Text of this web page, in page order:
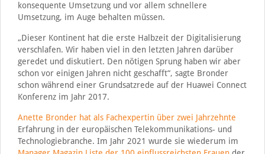
konsequente Umsetzung und vor allem schnellere
Umsetzung, im Auge behalten müssen.
„Dieser Kontinent hat die erste Halbzeit der Digitalisierung
verschlafen. Wir haben viel in den letzten Jahren darüber
geredet und diskutiert. Den nötigen Sprung haben wir aber
schon vor einigen Jahren nicht geschafft“, sagte Bronder
schon während einer Grundsatzrede auf der Huawei Connect
Konferenz im Jahr 2017.
Anette Bronder hat als Fachexpertin über zwei Jahrzehnte
Erfahrung in der europäischen Telekommunikations- und
Technologiebranche. Im Jahr 2021 wurde sie wiederum im